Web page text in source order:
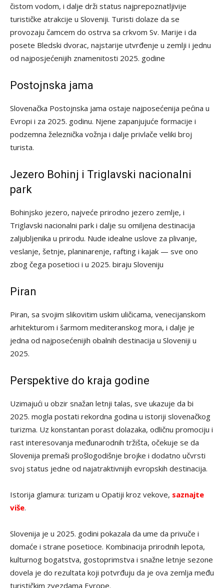
čistom vodom, i dalje drži status najprepoznatljivije
turističke atrakcije u Sloveniji. Turisti dolaze da se
provozaju čamcem do ostrva sa crkvom Sv. Marije i da
posete Bledski dvorac, najstarije utvrđenje u zemlji i jednu
od najposjećenijih znamenitosti 2025. godine
Postojnska jama
Slovenačka Postojnska jama ostaje najposećenija pećina u
Evropi i za 2025. godinu. Njene zapanjujuće formacije i
podzemna železnička vožnja i dalje privlače veliki broj
turista.
Jezero Bohinj i Triglavski nacionalni
park
Bohinjsko jezero, najveće prirodno jezero zemlje, i
Triglavski nacionalni park i dalje su omiljena destinacija
zaljubljenika u prirodu. Nude idealne uslove za plivanje,
veslanje, šetnje, planinarenje, rafting i kajak — sve ono
zbog čega posetioci i u 2025. biraju Sloveniju
Piran
Piran, sa svojim slikovitim uskim uličicama, venecijanskom
arhitekturom i šarmom mediteranskog mora, i dalje je
jedna od najposećenijih obalnih destinacija u Sloveniji u
2025.
Perspektive do kraja godine
Uzimajući u obzir snažan letnji talas, sve ukazuje da bi
2025. mogla postati rekordna godina u istoriji slovenačkog
turizma. Uz konstantan porast dolazaka, odličnu promociju i
rast interesovanja međunarodnih tržišta, očekuje se da
Slovenija premaši prošlogodišnje brojke i dodatno učvrsti
svoj status jedne od najatraktivnijih evropskih destinacija.
Istorija glamura: turizam u Opatiji kroz vekove, saznajte
više.
Slovenija je u 2025. godini pokazala da ume da privuče i
domaće i strane posetioce. Kombinacija prirodnih lepota,
kulturnog bogatstva, gostoprimstva i snažne letnje sezone
dovela je do rezultata koji potvrđuju da je ova zemlja među
turističkim zvezdama Evrope.